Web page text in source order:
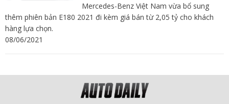
Mercedes-Benz Việt Nam vừa bổ sung
thêm phiên bản E180 2021 đi kèm giá bán từ 2,05 tỷ cho khách
hàng lựa chọn.
08/06/2021